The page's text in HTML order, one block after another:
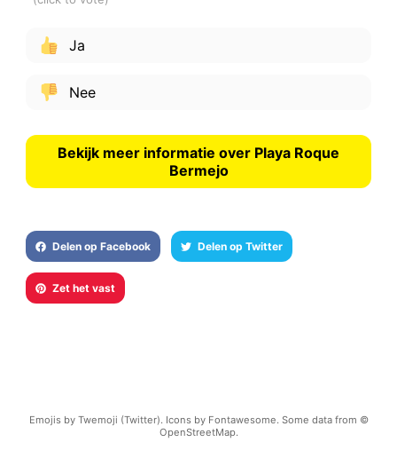
Ja
Nee
Bekijk meer informatie over Playa Roque
Bermejo
Delen op Facebook Delen op Twitter
Zet het vast
Emojis by Twemoji (Twitter). Icons by Fontawesome. Some data from ©
OpenStreetMap.